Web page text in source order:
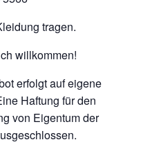
tragen.
willkommen!
erfolgt auf eigene
Haftung für den
von Eigentum der